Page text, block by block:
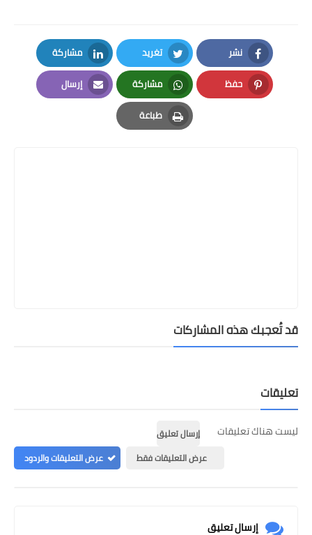
نشر
Facebook
تغريد
Twitter
مشاركة
LinkedIn
حفظ
Pinterest
مشاركة
Whatsapp
إرسال
Email
طباعة
Print
قد تُعجبك هذه المشاركات
تعليقات
ليست هناك تعليقات
إرسال تعليق
عرض التعليقات فقط
عرض التعليقات والردود
إرسال تعليق